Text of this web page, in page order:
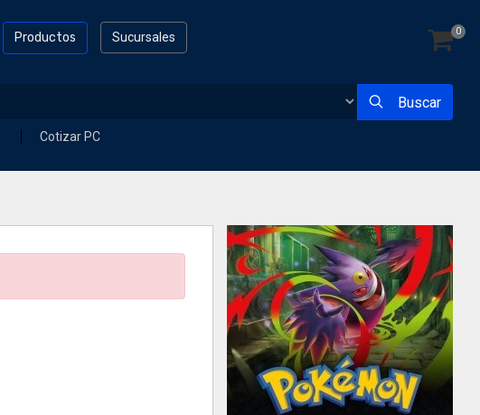
Sucursales
Productos 0
Buscar
Cotizar PC